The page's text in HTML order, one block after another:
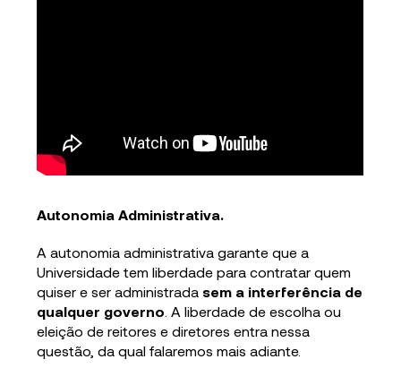
Autonomia Administrativa.
A autonomia administrativa garante que a
Universidade tem liberdade para contratar quem
quiser e ser administrada sem a interferência de
qualquer governo . A liberdade de escolha ou
eleição de reitores e diretores entra nessa
questão, da qual falaremos mais adiante.